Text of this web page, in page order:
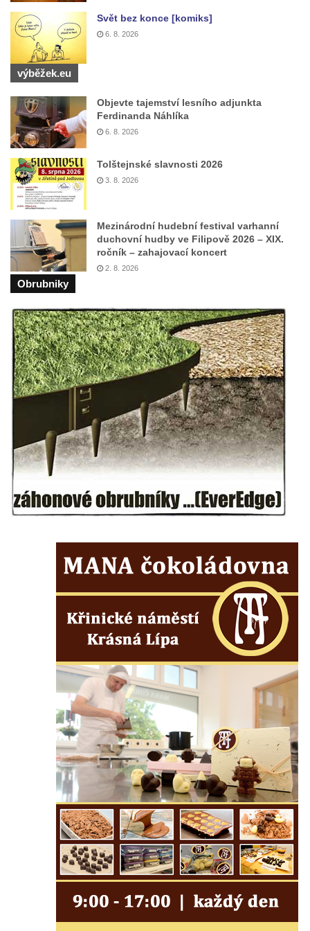
Kříž u Borských u domu čp. 859 v
Mikulášovicích
Kříž Ließnerových naproti Mikovu v
Mikulášovicích
Kříž u Mikulášovického potoka poblíž
Mikovu v Mikulášovicích
Lissnerův kříž u domu čp. 39 v
Mikulášovicích
Hampelův kříž u bývalých kasáren v
Mikulášovicích
Marchnerův (Zelený) kříž naproti domu čp.
35 v Mikulášovicích
Schneiderův kříž před domem čp. 55 v
Mikulášovicích
Kříž na Kostelní stezce v Mikulášovicích
Mikulášovicích
Boží muka na Kostelní stezce v
Mikulášovicích
Franzeho kříž u domu čp. 356 v
Mikulášovicích
Hammerberský kříž na křižovatce mezi
domy čp. 739 a 758 v Mikulášovicích
Kříž Johannese Herlta poblíž domu čp. 428
v Mikulášovicích
Drascheho kříž na zahradě domu čp. 915 v
Mikulášovicích
Hampelův kříž západně od dolního nádraží
Růžové
Centrální kříž na starém hřbitově ve
Centrální kříž na novém hřbitově ve
Vilémově
Kříž u kostela Nanebevzetí Panny Marie na
křížové cestě ve Vilémově
Kříž u cesty mezi Růžovou a Kamenickou
Strání
Kříž u severní zdi kostela Nalezení svatého
Kříže ve Frýdlantu
Kříž na Křížové cestě na Křížovém vrchu ve
Frýdlantu
Centrální kříž hřbitova ve Sloupu v Čechách
Kříž u koryta náhonu na Chřibské Kamenici
Kříž na Strážném vrchu v Rumburku
Svět bez konce [komiks]
6. 8. 2026
výběžek.eu
Objevte tajemství lesního adjunkta
Ferdinanda Náhlíka
6. 8. 2026
Tolštejnské slavnosti 2026
3. 8. 2026
Mezinárodní hudební festival varhanní
duchovní hudby ve Filipově 2026 – XIX.
ročník – zahajovací koncert
2. 8. 2026
Obrubniky